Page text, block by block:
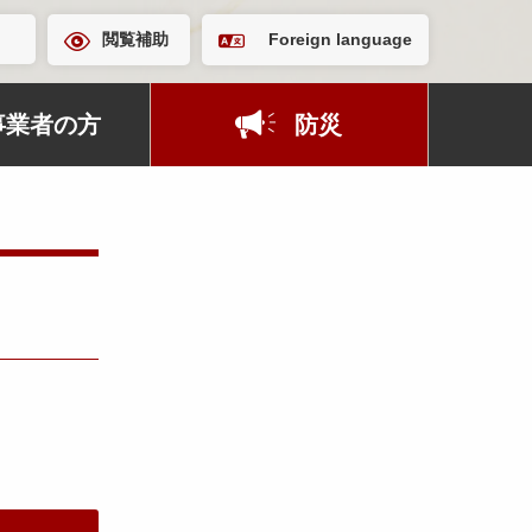
閲覧補助 Foreign language
業者の方 防災